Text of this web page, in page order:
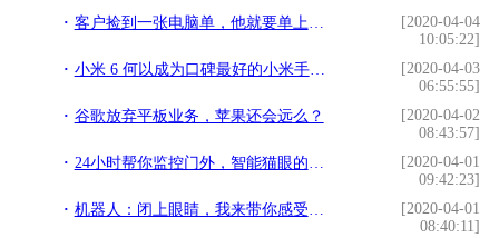
客户捡到一张电脑单，他就要单上的配置，我：配置可以价格不行
[2020-04-04
10:05:22]
小米 6 何以成为口碑最好的小米手机？
[2020-04-03
06:55:55]
谷歌放弃平板业务，苹果还会远么？
[2020-04-02
08:43:57]
24小时帮你监控门外，智能猫眼的真面目居然是门神
[2020-04-01
09:42:23]
机器人：闭上眼睛，我来带你感受世界
[2020-04-01
08:40:11]